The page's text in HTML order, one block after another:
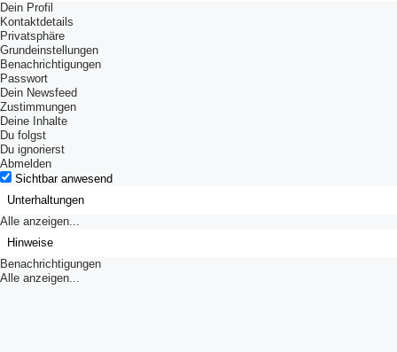
Dein Profil
Kontaktdetails
Privatsphäre
Grundeinstellungen
Benachrichtigungen
Passwort
Dein Newsfeed
Zustimmungen
Deine Inhalte
Du folgst
Du ignorierst
Abmelden
Sichtbar anwesend
Unterhaltungen
Alle anzeigen...
Hinweise
Benachrichtigungen
Alle anzeigen...